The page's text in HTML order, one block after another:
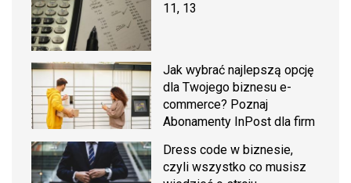
11, 13
Jak wybrać najlepszą opcję
dla Twojego biznesu e-
commerce? Poznaj
Abonamenty InPost dla firm
Dress code w biznesie,
czyli wszystko co musisz